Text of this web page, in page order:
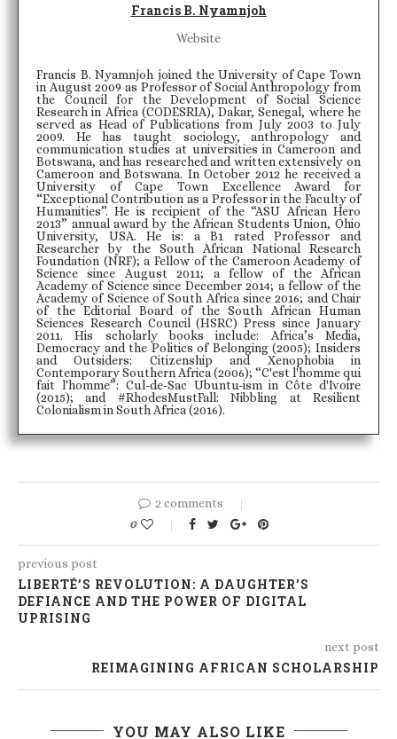
Francis B. Nyamnjoh
Website
Francis B. Nyamnjoh joined the University of Cape Town
in August 2009 as Professor of Social Anthropology from
the Council for the Development of Social Science
Research in Africa (CODESRIA), Dakar, Senegal, where he
served as Head of Publications from July 2003 to July
2009. He has taught sociology, anthropology and
communication studies at universities in Cameroon and
Botswana, and has researched and written extensively on
Cameroon and Botswana. In October 2012 he received a
University of Cape Town Excellence Award for
“Exceptional Contribution as a Professor in the Faculty of
Humanities”. He is recipient of the “ASU African Hero
2013” annual award by the African Students Union, Ohio
University, USA. He is: a B1 rated Professor and
Researcher by the South African National Research
Foundation (NRF); a Fellow of the Cameroon Academy of
Science since August 2011; a fellow of the African
Academy of Science since December 2014; a fellow of the
Academy of Science of South Africa since 2016; and Chair
of the Editorial Board of the South African Human
Sciences Research Council (HSRC) Press since January
2011. His scholarly books include: Africa’s Media,
Democracy and the Politics of Belonging (2005); Insiders
and Outsiders: Citizenship and Xenophobia in
Contemporary Southern Africa (2006); “C'est l'homme qui
fait l'homme”: Cul-de-Sac Ubuntu-ism in Côte d'Ivoire
(2015); and #RhodesMustFall: Nibbling at Resilient
Colonialism in South Africa (2016).
2 comments
0
previous post
LIBERTÉ’S REVOLUTION: A DAUGHTER’S
DEFIANCE AND THE POWER OF DIGITAL
UPRISING
next post
REIMAGINING AFRICAN SCHOLARSHIP
YOU MAY ALSO LIKE